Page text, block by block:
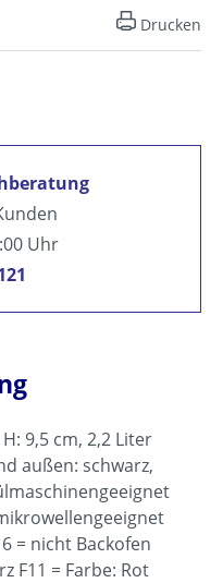
Drucken
Uhr
H: 9,5 cm, 2,2 Liter
außen: schwarz,
= nicht Backofen
F11 = Farbe: Rot